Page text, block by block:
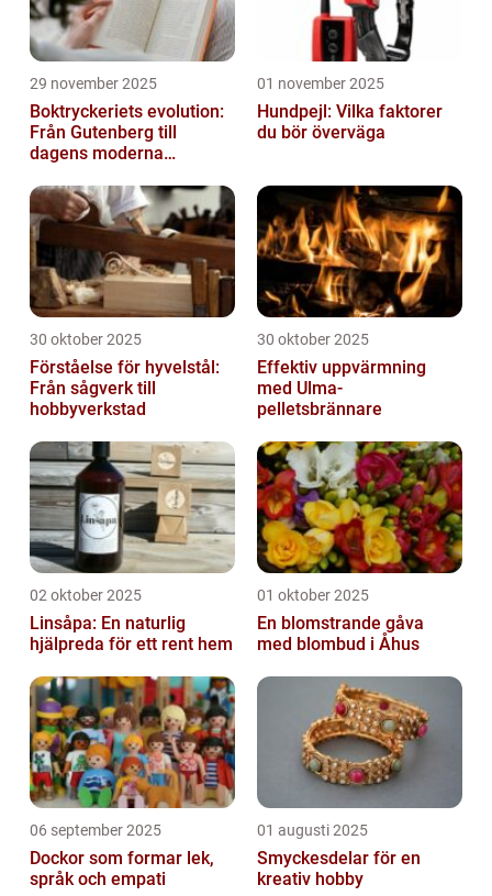
29 november 2025
Boktryckeriets evolution:
Från Gutenberg till
dagens moderna
01 november 2025
Hundpejl: Vilka faktorer
du bör överväga
30 oktober 2025
Förståelse för hyvelstål:
Från sågverk till
hobbyverkstad
30 oktober 2025
Effektiv uppvärmning
med Ulma-
pelletsbrännare
02 oktober 2025
Linsåpa: En naturlig
hjälpreda för ett rent hem
01 oktober 2025
En blomstrande gåva
med blombud i Åhus
06 september 2025
Dockor som formar lek,
språk och empati
01 augusti 2025
Smyckesdelar för en
kreativ hobby